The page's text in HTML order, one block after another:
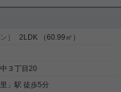
んと一緒に暮らせる２SLDK ウォ
ットが付いていて荷物がすっきり
りの設備が充実しています お部屋
次第です この部屋に住んだらどん
ください ご興味のある方はお気軽
］ 2LDK （60.99㎡）
３丁目20
」駅 徒歩5分